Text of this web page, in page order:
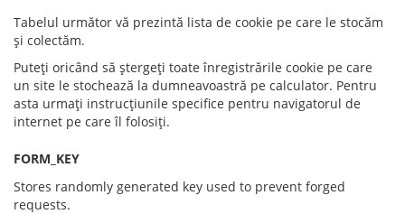
Tabelul următor vă prezintă lista de cookie pe care le stocăm
și colectăm.
Puteți oricând să ștergeți toate înregistrările cookie pe care
un site le stochează la dumneavoastră pe calculator. Pentru
asta urmați instrucțiunile specifice pentru navigatorul de
internet pe care îl folosiți.
FORM_KEY
Stores randomly generated key used to prevent forged
requests.